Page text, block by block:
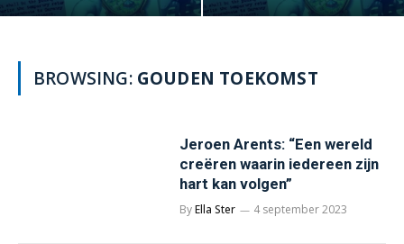
BROWSING: GOUDEN TOEKOMST
Jeroen Arents: “Een wereld
creëren waarin iedereen zijn
hart kan volgen”
ByElla Ster 4 september 2023